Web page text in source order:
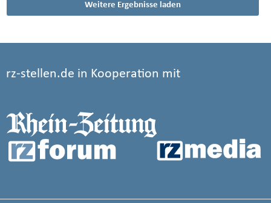
Weitere Ergebnisse laden
rz-stellen.de in Kooperation mit